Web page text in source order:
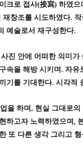
크로 접사(接寫) 하였으
재창조를 시도하였다.
예술로서 재구성한다.
진 안에 어떠한 의미
속을 해방 시키며. 자유
기를 기대한다. 시각적
을 하며, 현실 그대로
하고자 노력하였으며,
또 다른 생각 그리고